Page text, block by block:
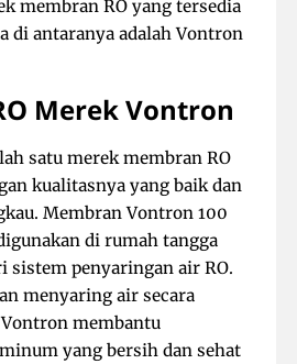
membran RO yang tersedia
di antaranya adalah Vontron
Merek Vontron
satu merek membran RO
kualitasnya yang baik dan
Membran Vontron 100
di rumah tangga
sistem penyaringan air RO.
menyaring air secara
membantu
yang bersih dan sehat